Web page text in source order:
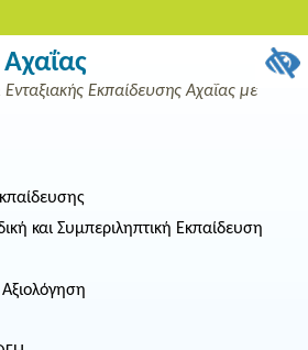
Εκπαίδευσης Αχαΐας με
και Συμπεριληπτική Εκπαίδευση